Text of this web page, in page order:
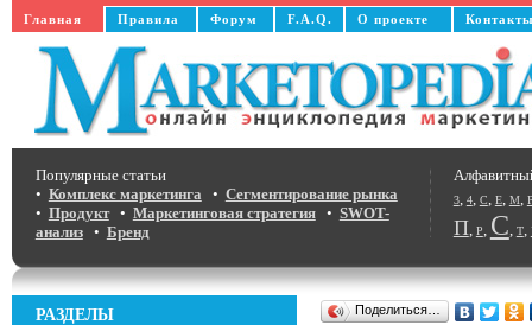
Главная Правила Форум F.A.Q. О проекте
3, 4, C, E, M,
П, Р, С, Т,
Популярные статьи
• Комплекс маркетинга • Сегментирование рынка
• Продукт• Маркетинговая стратегия• SWOT-
анализ• Бренд
РАЗДЕЛЫ Поделиться…